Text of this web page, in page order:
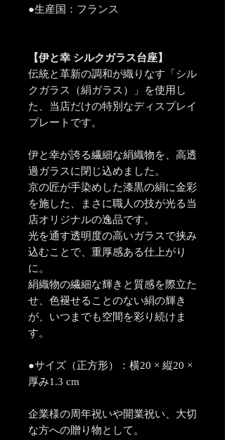
●生産国：フランス
【伊と幸 シルクガラス台座】
伝統と革新の調和が織りなす「シル
クガラス（絹ガラス）」を使用し
た、当店だけの特別なディスプレイ
プレートです。
伊と幸が誇る繊細な絹織物を、高透
過ガラスに閉じ込めました。
京の匠が手染めした漆黒の絹に金彩
を施した、まさに職人の技が光る当
店オリジナルの逸品です。
光を通す透明度の高いガラスで挟み
込むことで、重厚感ある仕上がり
に。
絹織物の繊細な輝きと質感を際立た
せ、色褪せることのない絹の輝き
が、いつまでも空間を彩り続けま
す。
●サイズ（正方形）：横20 × 縦20 ×
厚み1.3 cm
企業様の周年祝いや開業祝い、大切
な方への贈り物として。